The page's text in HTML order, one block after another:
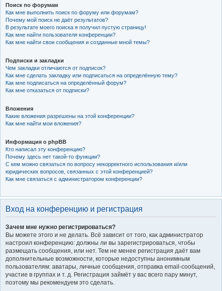
Поиск по форумам
Как мне выполнить поиск по форуму или форумам?
Почему мой поиск не даёт результатов?
В результате моего поиска я получил пустую страницу!
Как мне найти пользователя конференции?
Как мне найти свои сообщения и созданные мной темы?
Подписки и закладки
Чем закладки отличаются от подписок?
Как мне сделать закладку или подписаться на определённую тему?
Как мне подписаться на определённый форум?
Как мне отказаться от подписки?
Вложения
Какие вложения разрешены на этой конференции?
Как мне найти мои вложения?
Информация о phpBB
Кто написал эту конференцию?
Почему здесь нет такой-то функции?
С кем можно связаться по вопросу некорректного использования и/или
юридических вопросов, связанных с этой конференцией?
Как мне связаться с администратором конференции?
Вход на конференцию и регистрация
Зачем мне нужно регистрироваться?
Вы можете этого и не делать. Всё зависит от того, как администратор
настроил конференцию: должны ли вы зарегистрироваться, чтобы
размещать сообщения, или нет. Тем не менее регистрация даёт вам
дополнительные возможности, которые недоступны анонимным
пользователям: аватары, личные сообщения, отправка email-сообщений,
участие в группах и т. д. Регистрация займёт у вас всего пару минут,
поэтому мы рекомендуем это сделать.